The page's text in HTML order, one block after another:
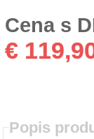
Cena s
€
Popis